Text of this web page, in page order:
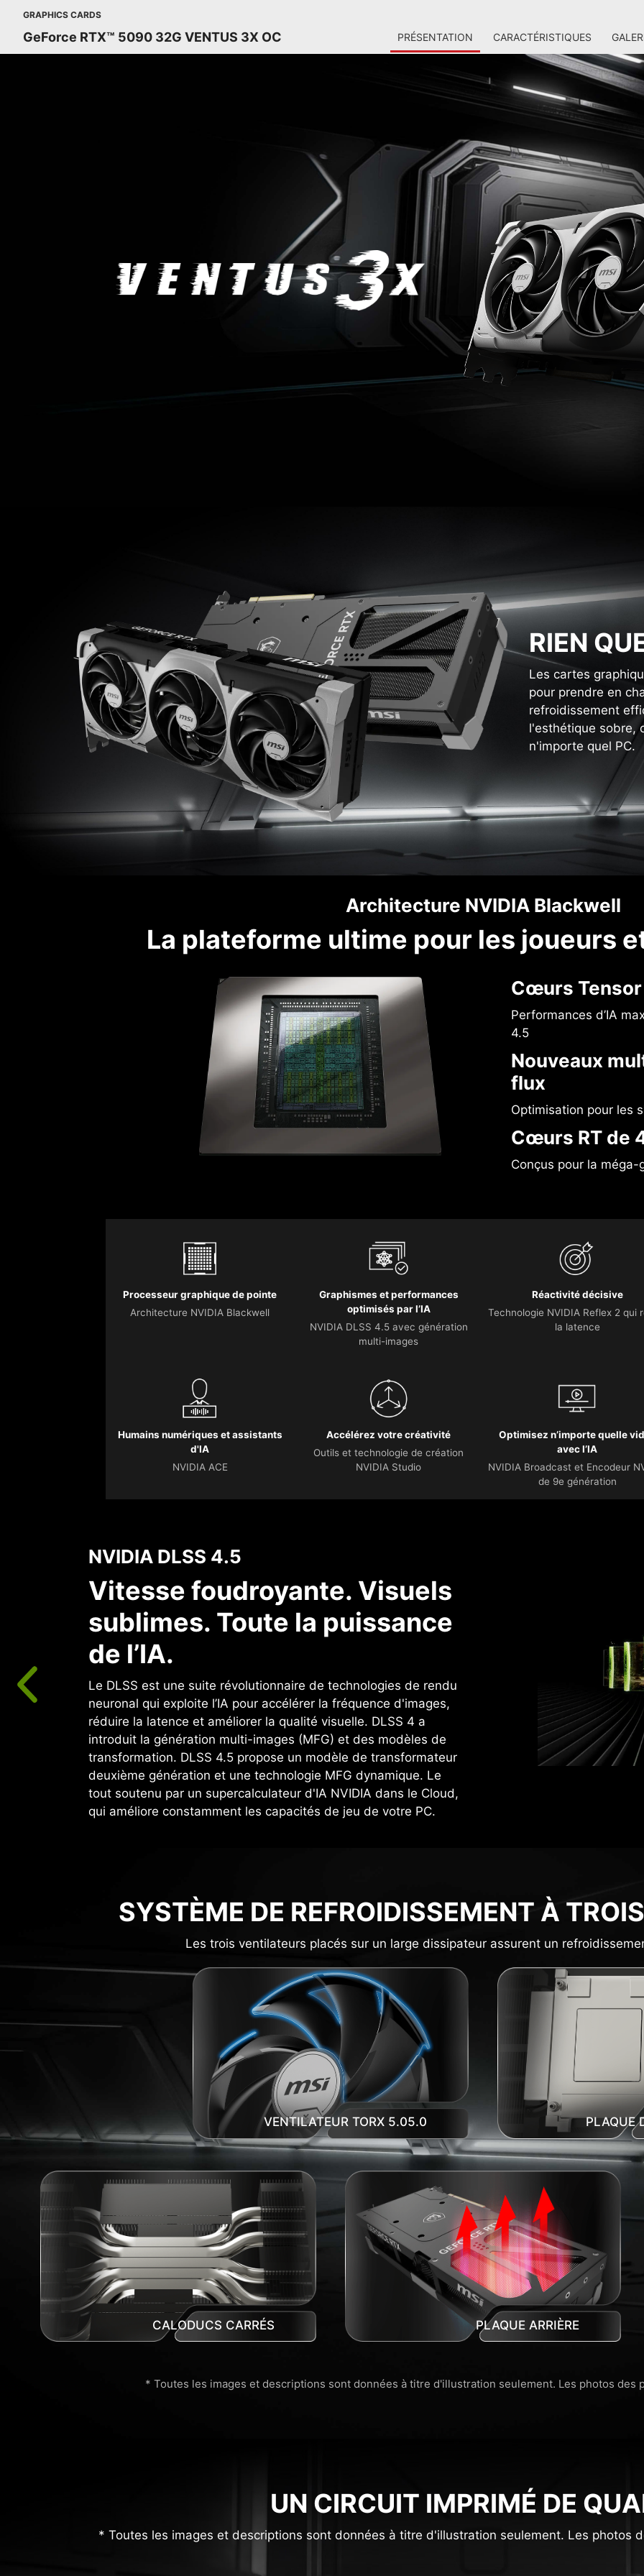
GRAPHICS CARDS
GeForce RTX™ 5090 32G VENTUS 3X OC PRÉSENTATION CARACTÉRISTIQUES
RIEN
Les cartes
pour prendre en
refroidissement
l'esthétique sobre,
n'importe quel PC.
Architecture NVIDIA Blackwell
La plateforme ultime pour les joueurs
Cœurs
Performances d’IA
4.5
Nouveaux
flux
Optimisation pour les
Cœurs RT de
Conçus pour la méga-
Processeur graphique de pointe
Architecture NVIDIA Blackwell
Graphismes et performances
optimisés par l’IA
NVIDIA DLSS 4.5 avec génération
multi-images
Réactivité décisive
Technologie NVIDIA Reflex 2 qui
la latence
Humains numériques et assistants
d'IA
NVIDIA ACE
Accélérez votre créativité
Outils et technologie de création
NVIDIA Studio
Optimisez n’importe quelle
avec l’IA
NVIDIA Broadcast et Encodeur
de 9e génération
NVIDIA DLSS 4.5
Vitesse foudroyante. Visuels
sublimes. Toute la puissance
de l’IA.
Le DLSS est une suite révolutionnaire de technologies de rendu
neuronal qui exploite l’IA pour accélérer la fréquence d'images,
réduire la latence et améliorer la qualité visuelle. DLSS 4 a
introduit la génération multi-images (MFG) et des modèles de
transformation. DLSS 4.5 propose un modèle de transformateur
deuxième génération et une technologie MFG dynamique. Le
tout soutenu par un supercalculateur d'IA NVIDIA dans le Cloud,
qui améliore constamment les capacités de jeu de votre PC.
SYSTÈME DE REFROIDISSEMENT À
Les trois ventilateurs placés sur un large dissipateur assurent un
VENTILATEUR TORX 5.05.0 PLAQUE
CALODUCS CARRÉS PLAQUE ARRIÈRE
* Toutes les images et descriptions sont données à titre d'illustration seulement. Les photos des
UN CIRCUIT IMPRIMÉ DE
* Toutes les images et descriptions sont données à titre d'illustration seulement. Les photos